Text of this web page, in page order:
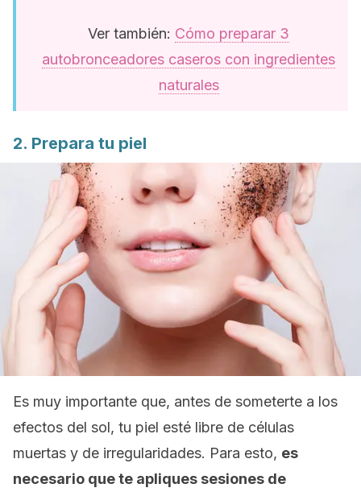
Ver también: Cómo preparar 3
autobronceadores caseros con ingredientes
naturales
2. Prepara tu piel
Es muy importante que, antes de someterte a los
efectos del sol, tu piel esté libre de células
muertas y de irregularidades. Para esto, es
necesario que te apliques sesiones de